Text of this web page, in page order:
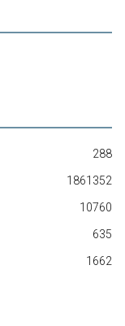
288
1861352
10760
635
1662